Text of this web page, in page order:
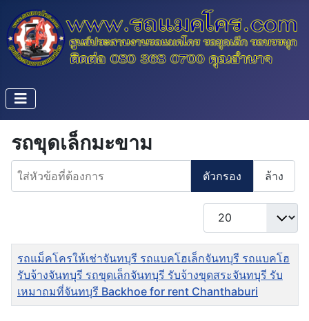
รถขุดเล็กมะขาม
ใส่หัวข้อที่ต้องการ
ตัวกรอง ล้าง
แสดง #
ชื่อ
รถแม็คโครให้เช่าจันทบุรี รถแบคโฮเล็กจันทบุรี รถแบคโฮ
รับจ้างจันทบุรี รถขุดเล็กจันทบุรี รับจ้างขุดสระจันทบุรี รับ
เหมาถมที่จันทบุรี Backhoe for rent Chanthaburi